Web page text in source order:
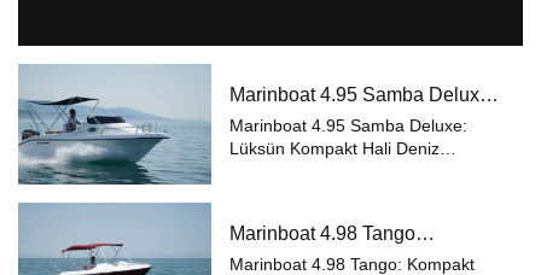
Marinboat 4.95 Samba Deluxe
Özellikleri ve Fiyatları – A Sınıfı
Lüks Tekne
Marinboat 4.95 Samba Deluxe:
Lüksün Kompakt Hali Deniz
premium donanımıyla küçük
boyutlarda büyük konfor ...
Marinboat 4.98 Tango
Özellikleri ve Fiyatları – A Sınıfı
Marinboat 4.98 Tango: Kompakt